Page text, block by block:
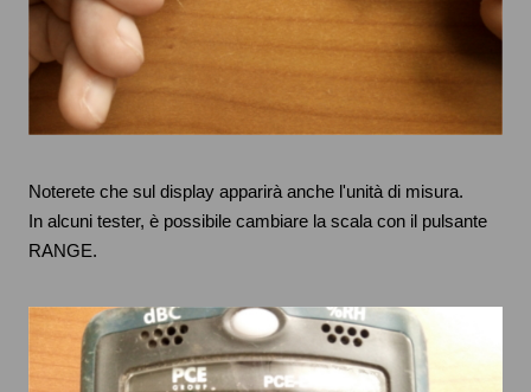
Noterete che sul display apparirà anche l'unità di misura.
In alcuni tester, è possibile cambiare la scala con il pulsante
RANGE.